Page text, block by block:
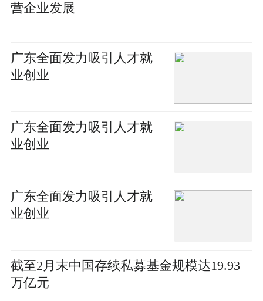
营企业发展
广东全面发力吸引人才就
业创业
广东全面发力吸引人才就
业创业
广东全面发力吸引人才就
业创业
截至2月末中国存续私募基金规模达19.93
万亿元